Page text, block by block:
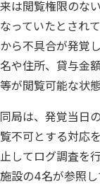
来は閲覧権限のな
なっていたとされ
から不具合が発覚
名や住所、貸与金
等が閲覧可能な状
同局は、発覚当日
覧不可とする対応
止してログ調査を
施設の4名が参照